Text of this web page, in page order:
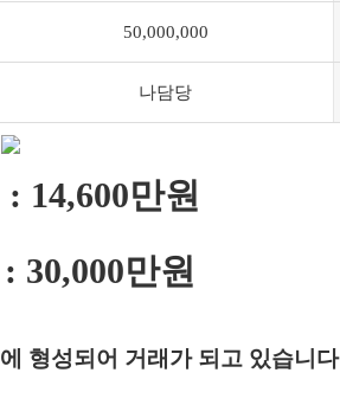
50,000,000
나담당
14,600만원
30,000만원
형성되어 거래가 되고 있습니다